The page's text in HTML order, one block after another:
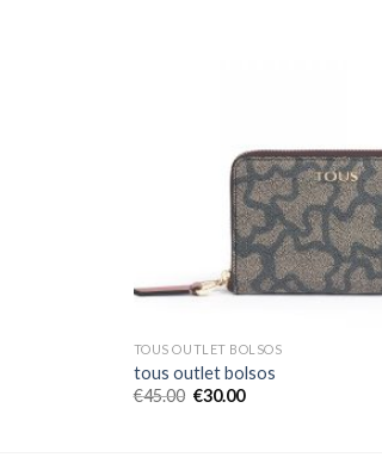
TOUS OUTLET BOLSOS
tous outlet bolsos
€45.00 €30.00